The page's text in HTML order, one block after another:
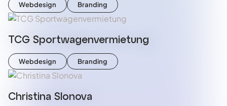
Webdesign Branding
TCG Sportwagenvermietung
Webdesign Branding
Christina Slonova